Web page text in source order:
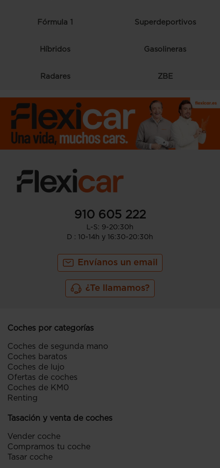
Fórmula 1 Superdeportivos
Híbridos Gasolineras
Radares ZBE
910 605 222
L-S: 9-20:30h
D : 10-14h y 16:30-20:30h
Envíanos un email
¿Te llamamos?
Coches por categorías
Coches de segunda mano
Coches baratos
Coches de lujo
Ofertas de coches
Coches de KM0
Renting
Tasación y venta de coches
Vender coche
Compramos tu coche
Tasar coche